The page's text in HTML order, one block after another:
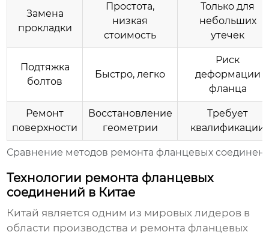
Сравнение методов ремонта фланцевых
Замена
прокладки
Простота,
низкая
стоимость
Только для
небольших
утечек
Подтяжка
болтов
Быстро, легко
Риск
деформации
фланца
Ремонт
поверхности
Восстановление
геометрии
Требует
квалификации
Технологии ремонта фланцевых
соединений в Китае
Китай является одним из мировых лидеров в
области производства и ремонта фланцевых